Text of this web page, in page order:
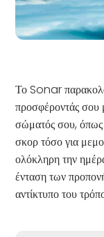
Το Sonar
προσφέροντάς σου
σώματός σου,
σκορ τόσο για
ολόκληρη την
ένταση των
αντίκτυπο του